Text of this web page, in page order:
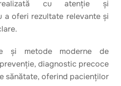
cu atenție și
a oferi rezultate relevante și
și metode moderne de
diagnostic precoce
sănătate, oferind pacienților